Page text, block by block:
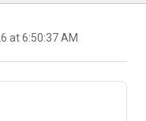
at 6:50:37 AM